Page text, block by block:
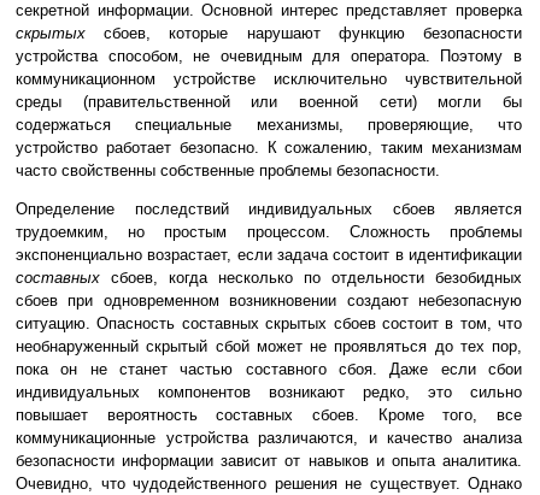
секретной информации. Основной интерес представляет проверка
скрытыхсбоев, которые нарушают функцию безопасности
устройства способом, не очевидным для оператора. Поэтому в
коммуникационном устройстве исключительно чувствительной
среды (правительственной или военной сети) могли бы
содержаться специальные механизмы, проверяющие, что
устройство работает безопасно. К сожалению, таким механизмам
часто свойственны собственные проблемы безопасности.
Определение последствий индивидуальных сбоев является
трудоемким, но простым процессом. Сложность проблемы
экспоненциально возрастает, если задача состоит в идентификации
составных сбоев, когда несколько по отдельности безобидных
сбоев при одновременном возникновении создают небезопасную
ситуацию. Опасность составных скрытых сбоев состоит в том, что
необнаруженный скрытый сбой может не проявляться до тех пор,
пока он не станет частью составного сбоя. Даже если сбои
индивидуальных компонентов возникают редко, это сильно
повышает вероятность составных сбоев. Кроме того, все
коммуникационные устройства различаются, и качество анализа
безопасности информации зависит от навыков и опыта аналитика.
Очевидно, что чудодейственного решения не существует. Однако